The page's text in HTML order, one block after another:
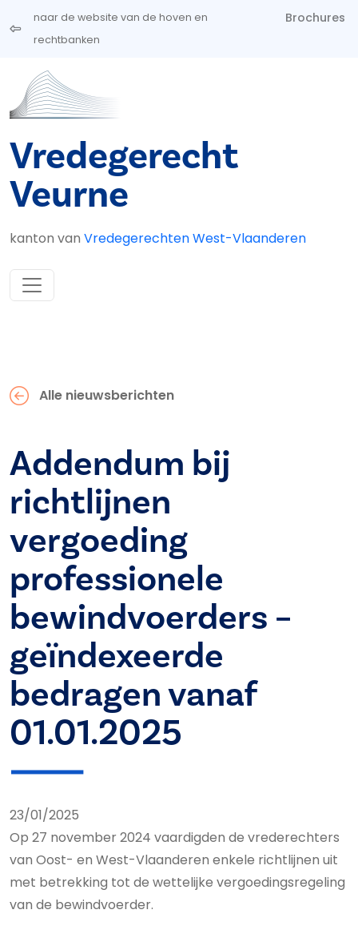
Overslaan en naar de inhoud gaan
naar de website van de hoven en
rechtbanken
Brochures
Vredegerecht
Veurne
kanton van Vredegerechten West-Vlaanderen
Alle nieuwsberichten
Addendum bij
richtlijnen
vergoeding
professionele
bewindvoerders –
geïndexeerde
bedragen vanaf
01.01.2025
23/01/2025
Op 27 november 2024 vaardigden de vrederechters
van Oost- en West-Vlaanderen enkele richtlijnen uit
met betrekking tot de wettelijke vergoedingsregeling
van de bewindvoerder.